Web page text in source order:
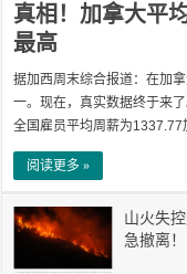
真相！加拿大平
最高
据加西周末综合报道：在加
一。现在，真实数据终于来
全国雇员平均周薪为
阅读更多 »
山火失
急撤离！